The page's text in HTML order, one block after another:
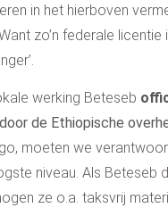
in het hierboven
zo’n federale licentie
werking Beteseb
door de Ethiopische
moeten we
niveau. Als Beteseb
ze o.a. taksvrij